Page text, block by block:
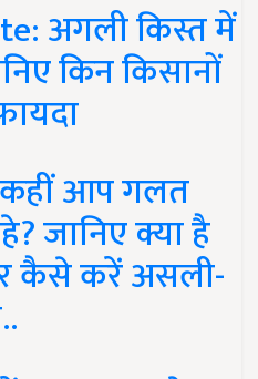
अगली किस्त में
किन किसानों
कहीं आप गलत
जानिए क्या है
कैसे करें असली-